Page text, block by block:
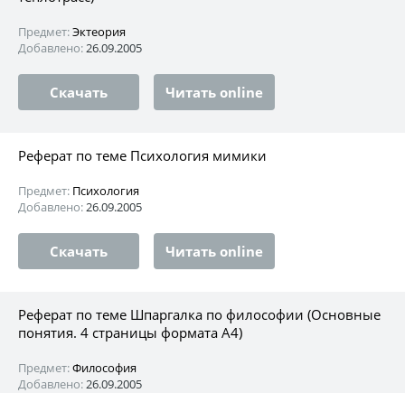
Предмет:Эктеория
Добавлено:26.09.2005
Скачать Читать online
Реферат по теме Психология мимики
Предмет: Психология
Добавлено:26.09.2005
Скачать Читать online
Реферат по теме Шпаргалка по философии (Основные
понятия. 4 страницы формата А4)
Предмет:Философия
Добавлено:26.09.2005